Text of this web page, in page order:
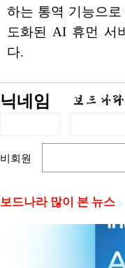
하는 통역 기능으
도화된 AI 휴먼 서
다.
닉네임
비회원
보드나라 많이 본 뉴스